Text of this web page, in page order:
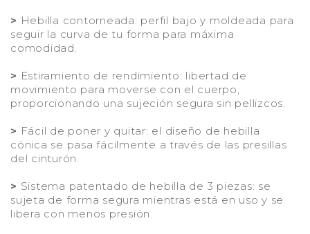
> Hebilla contorneada: perfil bajo y moldeada para
seguir la curva de tu forma para máxima
comodidad.
> Estiramiento de rendimiento: libertad de
movimiento para moverse con el cuerpo,
proporcionando una sujeción segura sin pellizcos.
> Fácil de poner y quitar: el diseño de hebilla
cónica se pasa fácilmente a través de las presillas
del cinturón.
> Sistema patentado de hebilla de 3 piezas: se
sujeta de forma segura mientras está en uso y se
libera con menos presión.